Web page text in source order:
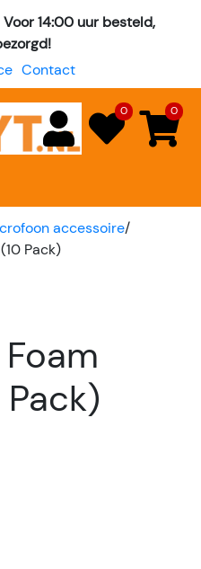
14:00 uur besteld,
Contact
0 0
accessoire/
Pack)